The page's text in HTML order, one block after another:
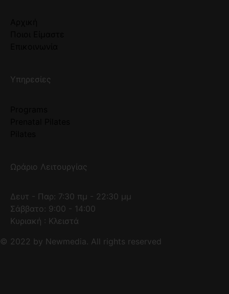
Υπηρεσίες
Ωράριο Λειτουργίας
Δευτ - Παρ: 7:30 πμ - 22:30 μμ
Σάββατο: 9:00 - 14:00
Κυριακή : Κλειστά
© 2022 by Newmedia. All rights reserved